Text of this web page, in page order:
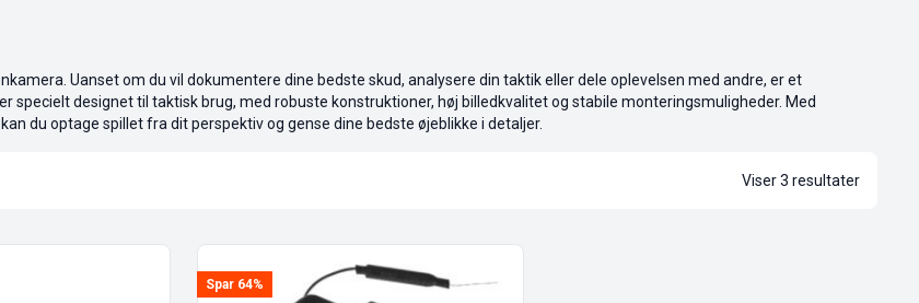
Uanset om du vil dokumentere dine bedste skud, analysere din taktik eller dele oplevelsen med andre, er et
specielt designet til taktisk brug, med robuste konstruktioner, høj billedkvalitet og stabile monteringsmuligheder. Med
du optage spillet fra dit perspektiv og gense dine bedste øjeblikke i detaljer.
Viser 3 resultater
Spar 64%